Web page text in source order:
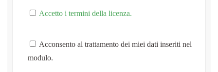
Accetto i termini della licenza.
Acconsento al trattamento dei miei dati inseriti nel
modulo.